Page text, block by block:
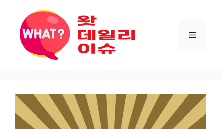
건너뛰기
메뉴